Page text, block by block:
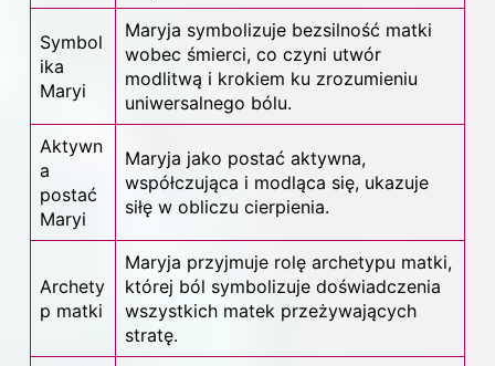
Symbol
ika
Maryi
Maryja symbolizuje bezsilność matki
wobec śmierci, co czyni utwór
modlitwą i krokiem ku zrozumieniu
uniwersalnego bólu.
Aktywn
a
postać
Maryi
Maryja jako postać aktywna,
współczująca i modląca się, ukazuje
siłę w obliczu cierpienia.
Archety
p matki
Maryja przyjmuje rolę archetypu matki,
której ból symbolizuje doświadczenia
wszystkich matek przeżywających
stratę.